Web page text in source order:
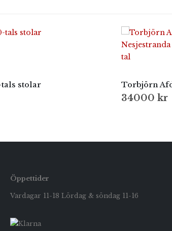
stolar
34000 kr
Öppettider
Vardagar 11-18 Lördag & söndag 11-16